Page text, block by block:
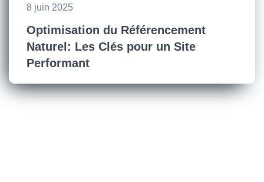
8 juin 2025
Optimisation du Référencement
Naturel: Les Clés pour un Site
Performant